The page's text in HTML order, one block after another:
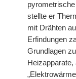
stellte er
mit Drähten
Erfindungen
Grundlagen